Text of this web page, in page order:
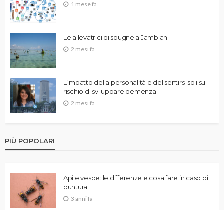
1 mese fa
Le allevatrici di spugne a Jambiani
2 mesi fa
L’impatto della personalità e del sentirsi soli sul
rischio di sviluppare demenza
2 mesi fa
PIÙ POPOLARI
Api e vespe: le differenze e cosa fare in caso di
puntura
3 anni fa